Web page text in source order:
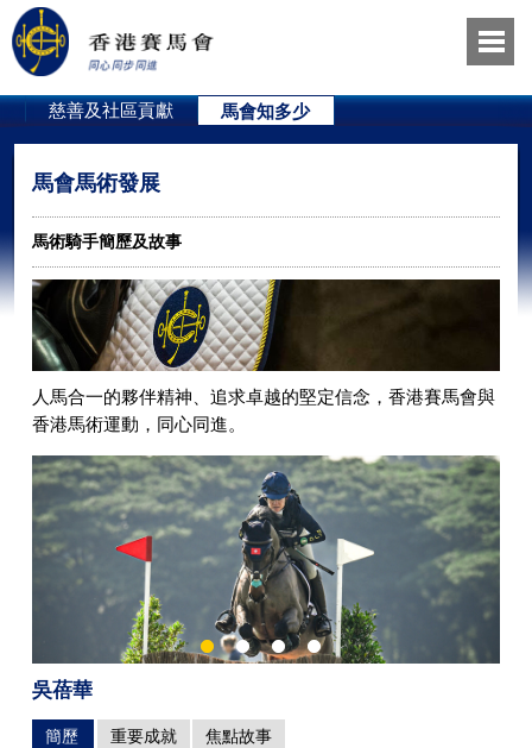
慈善及社區貢獻 馬會知多少
馬會馬術發展
馬術騎手簡歷及故事
人馬合一的夥伴精神、追求卓越的堅定信念，香港賽馬會與
香港馬術運動，同心同進。
吳蓓華
簡歷 重要成就 焦點故事